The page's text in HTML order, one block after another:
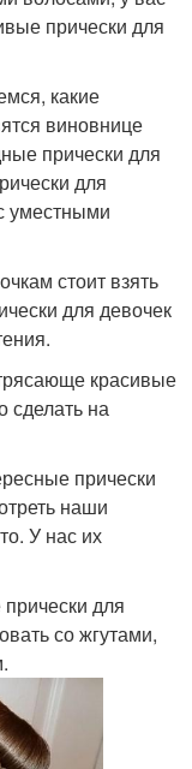
прически для
какие
виновнице
прически для
для
уместными
стоит взять
для девочек
красивые
сделать на
прически
наши
У нас их
для
со жгутами,